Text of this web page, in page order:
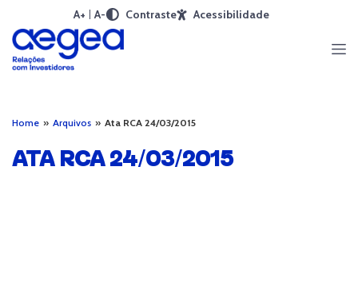
A+ A- Contraste Acessibilidade
Home » Arquivos » Ata RCA 24/03/2015
ATA RCA 24/03/2015